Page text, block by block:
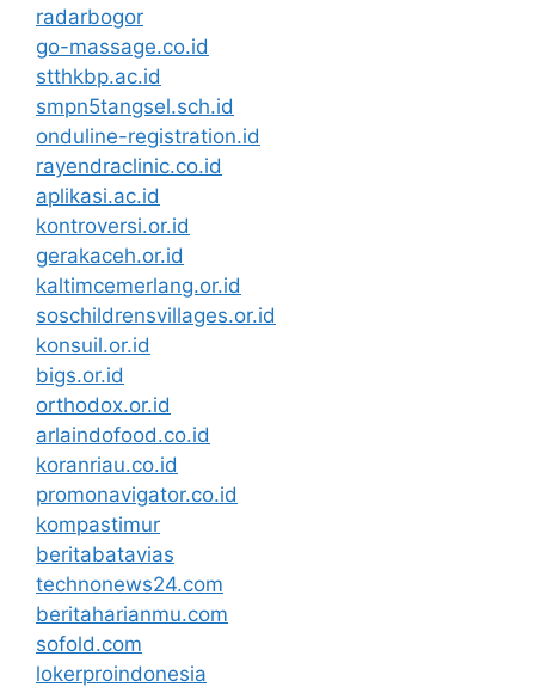
radarbogor
go-massage.co.id
stthkbp.ac.id
smpn5tangsel.sch.id
onduline-registration.id
rayendraclinic.co.id
aplikasi.ac.id
kontroversi.or.id
gerakaceh.or.id
kaltimcemerlang.or.id
soschildrensvillages.or.id
konsuil.or.id
bigs.or.id
orthodox.or.id
arlaindofood.co.id
koranriau.co.id
promonavigator.co.id
kompastimur
beritabatavias
technonews24.com
beritaharianmu.com
sofold.com
lokerproindonesia